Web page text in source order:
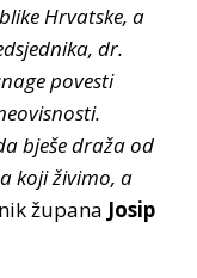
Hrvatske, a
dr.
povesti
bješe draža od
koji živimo, a
župana Josip